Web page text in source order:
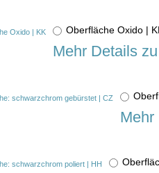
Oberfläche Oxido |
Mehr Details
Mehr